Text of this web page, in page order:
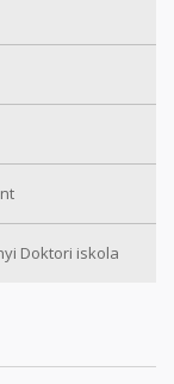
Doktori iskola